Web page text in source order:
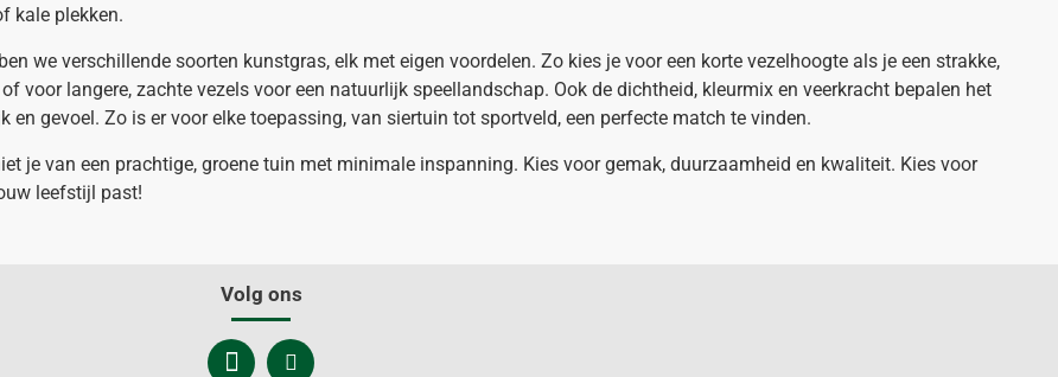
kale plekken.
we verschillende soorten kunstgras, elk met eigen voordelen. Zo kies je voor een korte vezelhoogte als je een strakke,
voor langere, zachte vezels voor een natuurlijk speellandschap. Ook de dichtheid, kleurmix en veerkracht bepalen het
en gevoel. Zo is er voor elke toepassing, van siertuin tot sportveld, een perfecte match te vinden.
je van een prachtige, groene tuin met minimale inspanning. Kies voor gemak, duurzaamheid en kwaliteit. Kies voor
leefstijl past!
Volg ons